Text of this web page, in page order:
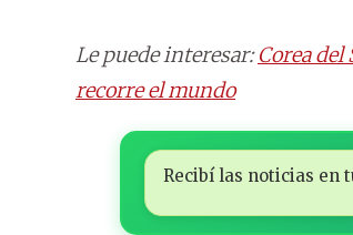
Le puede interesar:Corea del
recorre el mundo
Recibí las noticias en